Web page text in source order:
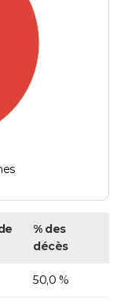
% des
décès
50,0 %